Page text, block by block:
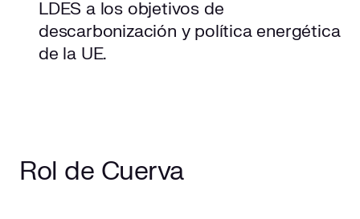
LDES a los objetivos de
descarbonización y política energética
de la UE.
Rol de Cuerva